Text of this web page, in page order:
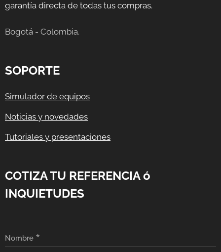
garantía directa de todas tus compras.
Bogotá - Colombia.
SOPORTE
Simulador de equipos
Noticias y novedades
Tutoriales y presentaciones
COTIZA TU REFERENCIA ó
INQUIETUDES
Nombre